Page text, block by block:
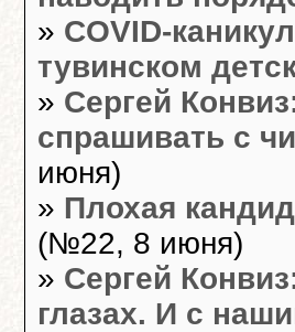
» COVID-
тувинском
» Сергей
спрашивать с
июня)
» Плохая
(№22, 8 июня)
» Сергей
глазах. И с